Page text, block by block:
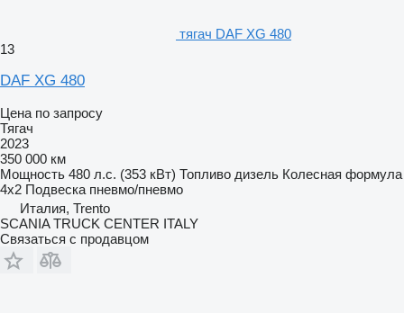
тягач DAF XG 480
13
DAF XG 480
Цена по запросу
Тягач
2023
350 000 км
Мощность 480 л.с. (353 кВт) Топливо дизель Колесная формула
4x2 Подвеска пневмо/пневмо
Италия, Trento
SCANIA TRUCK CENTER ITALY
Связаться с продавцом